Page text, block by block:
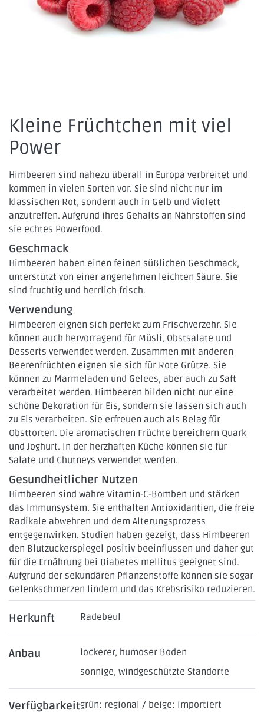
Öffnungszeiten
Dienstag–Freitag
09:00–18:00
KONTAKT
IMPRESSUM
DATENSCHUTZ
LOGIN
Kleine Früchtchen mit viel
Power
Himbeeren sind nahezu überall in Europa verbreitet und
kommen in vielen Sorten vor. Sie sind nicht nur im
klassischen Rot, sondern auch in Gelb und Violett
anzutreffen. Aufgrund ihres Gehalts an Nährstoffen sind
sie echtes Powerfood.
Geschmack
Himbeeren haben einen feinen süßlichen Geschmack,
unterstützt von einer angenehmen leichten Säure. Sie
sind fruchtig und herrlich frisch.
Verwendung
Himbeeren eignen sich perfekt zum Frischverzehr. Sie
können auch hervorragend für Müsli, Obstsalate und
Desserts verwendet werden. Zusammen mit anderen
Beerenfrüchten eignen sie sich für Rote Grütze. Sie
können zu Marmeladen und Gelees, aber auch zu Saft
verarbeitet werden. Himbeeren bilden nicht nur eine
schöne Dekoration für Eis, sondern sie lassen sich auch
zu Eis verarbeiten. Sie erfreuen auch als Belag für
Obsttorten. Die aromatischen Früchte bereichern Quark
und Joghurt. In der herzhaften Küche können sie für
Salate und Chutneys verwendet werden.
Gesundheitlicher Nutzen
Himbeeren sind wahre Vitamin-C-Bomben und stärken
das Immunsystem. Sie enthalten Antioxidantien, die freie
Radikale abwehren und dem Alterungsprozess
entgegenwirken. Studien haben gezeigt, dass Himbeeren
den Blutzuckerspiegel positiv beeinflussen und daher gut
für die Ernährung bei Diabetes mellitus geeignet sind.
Aufgrund der sekundären Pflanzenstoffe können sie sogar
Gelenkschmerzen lindern und das Krebsrisiko reduzieren.
Herkunft Radebeul
Anbau
lockerer, humoser Boden
sonnige, windgeschützte Standorte
Verfügbarkeitgrün: regional / beige: importiert